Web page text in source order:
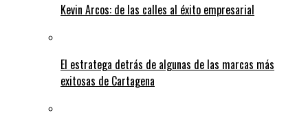
Kevin Arcos: de las calles al éxito empresarial
El estratega detrás de algunas de las marcas más
exitosas de Cartagena